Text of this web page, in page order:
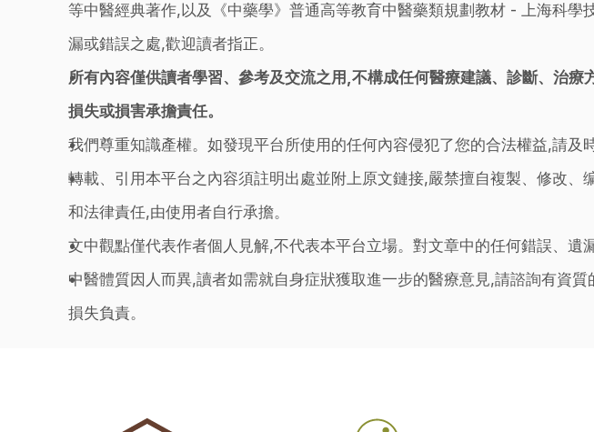
等中醫經典著作,以及《中藥學》普通高等教育中醫藥類規劃教材 - 上海科
漏或錯誤之處,歡迎讀者指正。
所有內容僅供讀者學習、參考及交流之用,不構成任何醫療建議、診斷、治
損失或損害承擔責任。
我們尊重知識產權。如發現平台所使用的任何內容侵犯了您的合法權益,請及
轉載、引用本平台之內容須註明出處並附上原文鏈接,嚴禁擅自複製、修改
和法律責任,由使用者自行承擔。
文中觀點僅代表作者個人見解,不代表本平台立場。對文章中的任何錯誤、遺
中醫體質因人而異,讀者如需就自身症狀獲取進一步的醫療意見,請諮詢有資
損失負責。